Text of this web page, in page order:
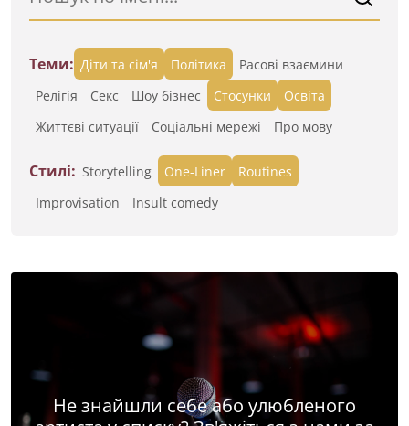
Теми: Діти та сім'я Політика
Расові взаємини
Релігія
Секс Шоу бізнес Стосунки
Освіта
Життєві ситуації
Cоціальні мережі Про мову
Стилі: Storytelling One-Liner
Routines
Improvisation
Insult comedy
Не знайшли себе або улюбленого